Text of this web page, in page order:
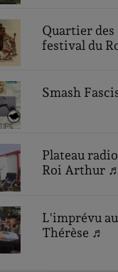
Quartier des
festival du
Smash
Plateau
Roi Arthur ♬
L'imprévu
Thérèse ♬